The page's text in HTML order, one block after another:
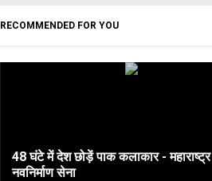
RECOMMENDED FOR YOU
48 घंटे में देश छोड़ें पाक कलाकार - महाराष्ट्र
नवनिर्माण सेना